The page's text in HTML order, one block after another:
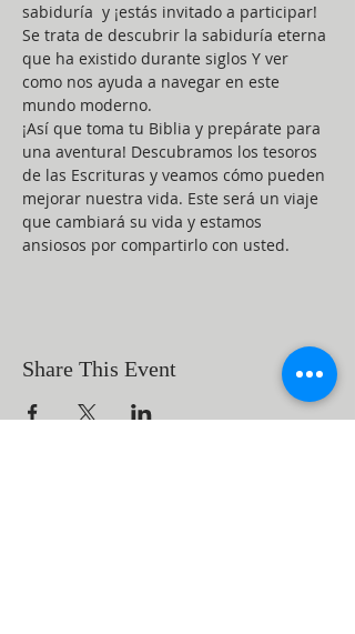
sabiduría  y ¡estás invitado a participar!
Se trata de descubrir la sabiduría eterna
que ha existido durante siglos Y ver
como nos ayuda a navegar en este
mundo moderno.
¡Así que toma tu Biblia y prepárate para
una aventura! Descubramos los tesoros
de las Escrituras y veamos cómo pueden
mejorar nuestra vida. Este será un viaje
que cambiará su vida y estamos
ansiosos por compartirlo con usted.
Share This Event